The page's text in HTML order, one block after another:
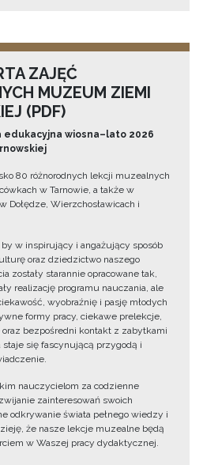
ZAJĘĆ
MUZEUM ZIEMI
(PDF)
edukacyjna wiosna–lato 2026
80 różnorodnych lekcji muzealnych
w Tarnowie, a także w
Dołędze, Wierzchosławicach i
by w inspirujący i angażujący sposób
oraz dziedzictwo naszego
zostały starannie opracowane tak,
realizację programu nauczania, ale
wyobraźnię i pasję młodych
formy pracy, ciekawe prelekcje,
oraz bezpośredni kontakt z zabytkami
staje się fascynującą przygodą i
nauczycielom za codzienne
zainteresowań swoich
odkrywanie świata pełnego wiedzy i
że nasze lekcje muzealne będą
w Waszej pracy dydaktycznej.